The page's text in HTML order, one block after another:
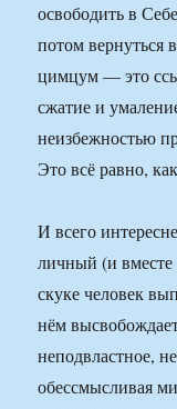
освободить в
потом вернуться
цимцум — это
сжатие и
неизбежностью
Это всё равно,
И всего
личный (и
скуке человек
нём
неподвластное,
обессмысливая